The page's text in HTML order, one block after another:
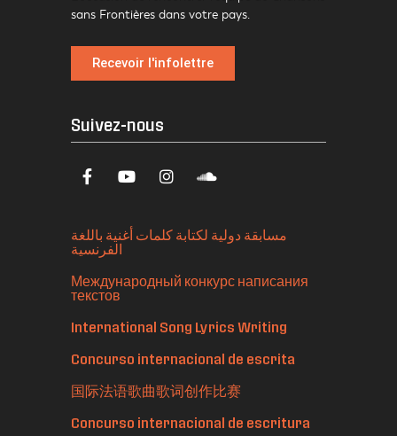
sans Frontières dans votre pays.
Recevoir l'infolettre
Suivez-nous
مسابقة دولية لكتابة كلمات أغنية باللغة
الفرنسية
Международный конкурс написания
текстов
International Song Lyrics Writing
Concurso internacional de escrita
国际法语歌曲歌词创作比赛
Concurso internacional de escritura